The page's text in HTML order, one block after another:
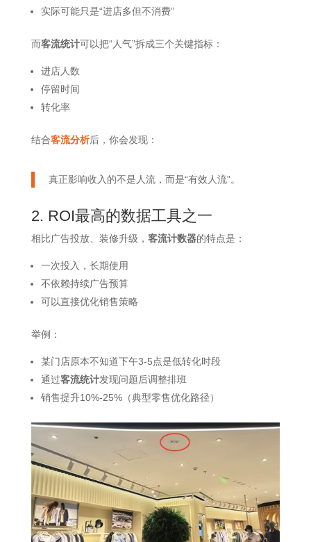
实际可能只是“进店多但不消费”
而客流统计可以把“人气”拆成三个关键指标：
进店人数
停留时间
转化率
结合客流分析后，你会发现：
真正影响收入的不是人流，而是“有效人流”。
2. ROI最高的数据工具之一
相比广告投放、装修升级， 客流计数器的特点是：
一次投入，长期使用
不依赖持续广告预算
可以直接优化销售策略
举例：
某门店原本不知道下午3-5点是低转化时段
通过客流统计发现问题后调整排班
销售提升10%-25%（典型零售优化路径）